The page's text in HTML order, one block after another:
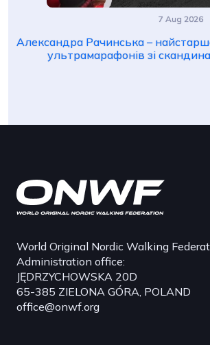
7 Aug 2026
Александра Рачинська –
ультрамарафонів зі
World Original Nordic Walking
Administration office:
JĘDRZYCHOWSKA 20D
65-385 ZIELONA GÓRA, POLAND
office@onwf.org